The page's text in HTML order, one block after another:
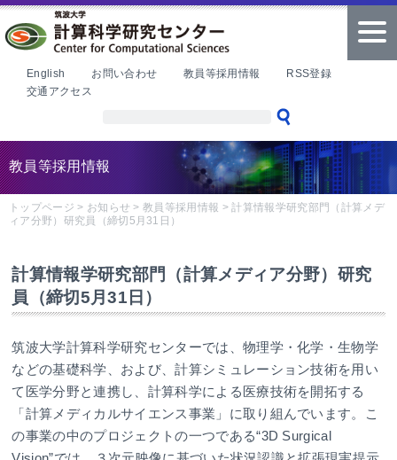
本文へ
English お問い合わせ 教員等採用情報
RSS登録
交通アクセス
教員等採用情報
トップページ > お知らせ >教員等採用情報 >計算情報学研究部門（計算メデ
ィア分野）研究員（締切5月31日）
計算情報学研究部門（計算メディア分野）研究
員（締切5月31日）
筑波大学計算科学研究センターでは、物理学・化学・生物学
などの基礎科学、および、計算シミュレーション技術を用い
て医学分野と連携し、計算科学による医療技術を開拓する
「計算メディカルサイエンス事業」に取り組んでいます。こ
の事業の中のプロジェクトの一つである“3D Surgical